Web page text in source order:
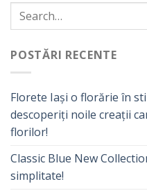
POSTĂRI RECENTE
Florete Iași o florărie în
descoperiți noile creații
florilor!
Classic Blue New
simplitate!